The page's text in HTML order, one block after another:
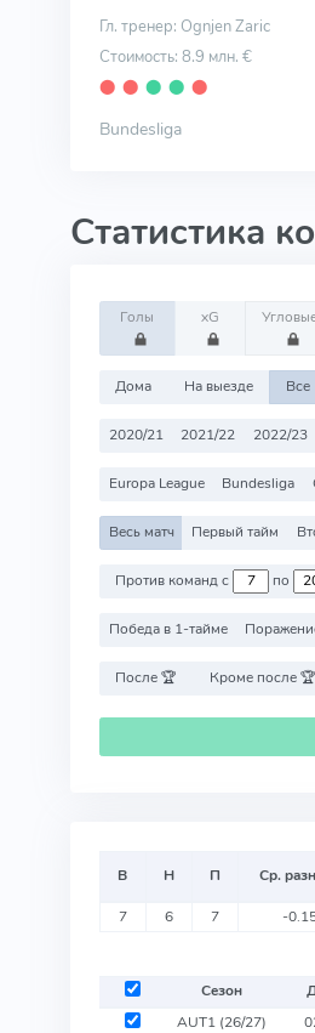
Гл. тренер: Ognjen Zaric
Стоимость: 8.9 млн. €
⬤ ⬤ ⬤ ⬤ ⬤
Bundesliga
Статистика
Голы xG
Дома На выезде Все
2020/21 2021/22 2022/23
Europa League Bundesliga
Весь матч Первый тайм
Против команд с по
Победа в 1-тайме
После 🏆 Кроме после 🏆
В Н П Ср.
7 6 7 -
Сезон
AUT1 (26/27)